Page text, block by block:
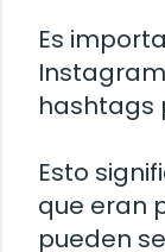
Es
hashtags
Esto
que eran
pueden